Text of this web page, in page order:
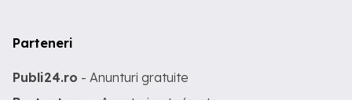
Parteneri
Publi24.ro - Anunturi gratuite